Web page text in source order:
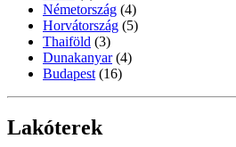
Németország (4)
Horvátország (5)
Thaiföld (3)
Dunakanyar (4)
Budapest (16)
Lakóterek